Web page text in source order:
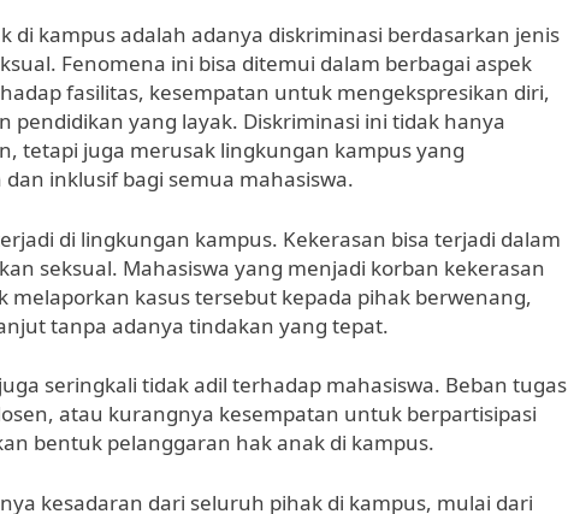
di kampus adalah adanya diskriminasi berdasarkan jenis
Fenomena ini bisa ditemui dalam berbagai aspek
fasilitas, kesempatan untuk mengekspresikan diri,
yang layak. Diskriminasi ini tidak hanya
tetapi juga merusak lingkungan kampus yang
inklusif bagi semua mahasiswa.
di lingkungan kampus. Kekerasan bisa terjadi dalam
seksual. Mahasiswa yang menjadi korban kekerasan
kasus tersebut kepada pihak berwenang,
tanpa adanya tindakan yang tepat.
seringkali tidak adil terhadap mahasiswa. Beban tugas
atau kurangnya kesempatan untuk berpartisipasi
bentuk pelanggaran hak anak di kampus.
kesadaran dari seluruh pihak di kampus, mulai dari